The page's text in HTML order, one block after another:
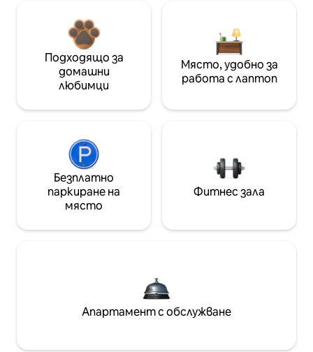
Подходящо за
домашни
любимци
Място, удобно за
работа с лаптоп
Безплатно
паркиране на
място
Фитнес зала
Апартамент с обслужване